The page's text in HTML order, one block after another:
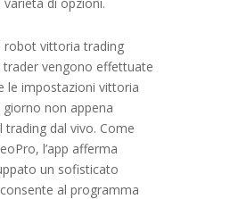
robot vittoria trading
vengono effettuate
le impostazioni vittoria
non appena
dal vivo. Come
l’app afferma
un sofisticato
al programma